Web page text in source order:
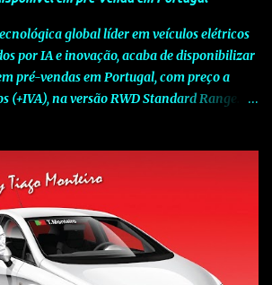
global líder em veículos elétricos
por IA e inovação, acaba de disponibilizar
pré-vendas em Portugal, com preço a
(+IVA), na versão RWD Standard Range.
em que a indústria automóvel evolui da
potência para a mobilidade baseada na
como um fastback preparado para o
Inteligência Artificial (IA), o novo XPENG
inteligente avançada, um espaço
e grande versatilidade para viagens,